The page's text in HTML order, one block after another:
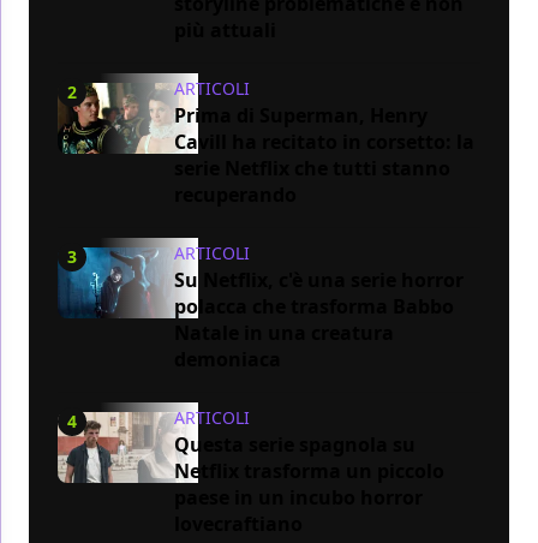
2 ARTICOLI
Prima di Superman, Henry
Cavill ha recitato in corsetto: la
3 ARTICOLI
Su Netflix, c'è una serie horror
polacca che trasforma Babbo
4 ARTICOLI
Questa serie spagnola su
Netflix trasforma un piccolo